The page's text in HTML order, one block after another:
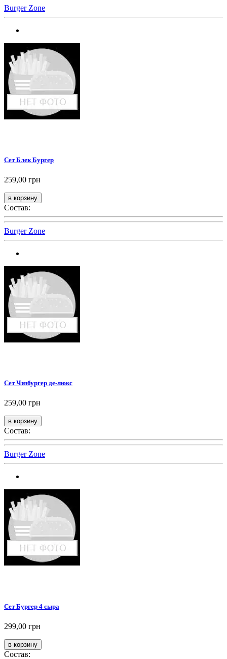
Burger Zone
Сет Блек Бургер
259,00 грн
Состав:
Burger Zone
Сет Чизбургер де-люкс
259,00 грн
Состав:
Burger Zone
Сет Бургер 4 сыра
299,00 грн
Состав: